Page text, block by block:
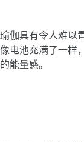
瑜伽具有令人难以
像电池充满了一样
的能量感。